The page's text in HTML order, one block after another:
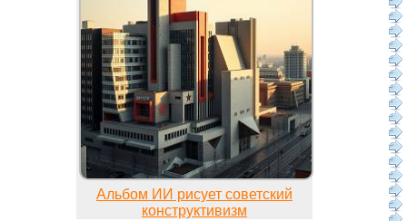
Альбом ИИ рисует советский
конструктивизм